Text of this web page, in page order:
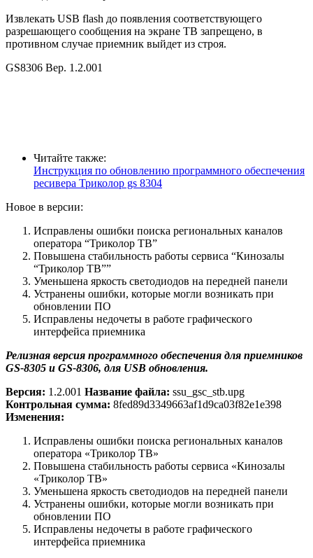
Извлекать USB flash до появления соответствующего
разрешающего сообщения на экране ТВ запрещено, в
противном случае приемник выйдет из строя.
GS8306 Вер. 1.2.001
Читайте также:
Инструкция по обновлению программного обеспечения
ресивера Триколор gs 8304
Новое в версии:
Исправлены ошибки поиска региональных каналов
оператора “Триколор ТВ”
Повышена стабильность работы сервиса “Кинозалы
“Триколор ТВ””
Уменьшена яркость светодиодов на передней панели
Устранены ошибки, которые могли возникать при
обновлении ПО
Исправлены недочеты в работе графического
интерфейса приемника
Релизная версия программного обеспечения для приемников
GS-8305 и GS-8306, для USB обновления.
Версия: 1.2.001 Название файла: ssu_gsc_stb.upg
Контрольная сумма: 8fed89d3349663af1d9ca03f82e1e398
Изменения:
Исправлены ошибки поиска региональных каналов
оператора «Триколор ТВ»
Повышена стабильность работы сервиса «Кинозалы
«Триколор ТВ»
Уменьшена яркость светодиодов на передней панели
Устранены ошибки, которые могли возникать при
обновлении ПО
Исправлены недочеты в работе графического
интерфейса приемника